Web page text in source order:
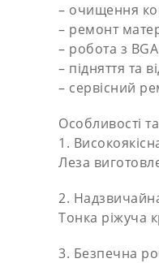
– очищення
– ремонт
– робота з
– підняття та
– сервісний
Особливості
1.
Леза
2.
Тонка ріжуча
3. Безпечна